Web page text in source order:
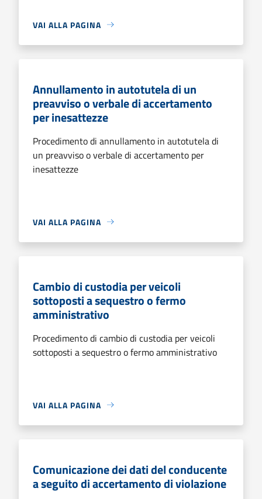
VAI ALLA PAGINA
Annullamento in autotutela di un
preavviso o verbale di accertamento
per inesattezze
Procedimento di annullamento in autotutela di
un preavviso o verbale di accertamento per
inesattezze
VAI ALLA PAGINA
Cambio di custodia per veicoli
sottoposti a sequestro o fermo
amministrativo
Procedimento di cambio di custodia per veicoli
sottoposti a sequestro o fermo amministrativo
VAI ALLA PAGINA
Comunicazione dei dati del conducente
a seguito di accertamento di violazione